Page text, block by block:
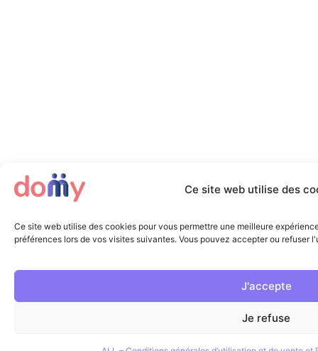
Ce site web utilise des
Ce site web utilise des cookies pour vous permettre une meilleure
préférences lors de vos visites suivantes. Vous pouvez accepter ou refuser
J'accepte
Je refuse